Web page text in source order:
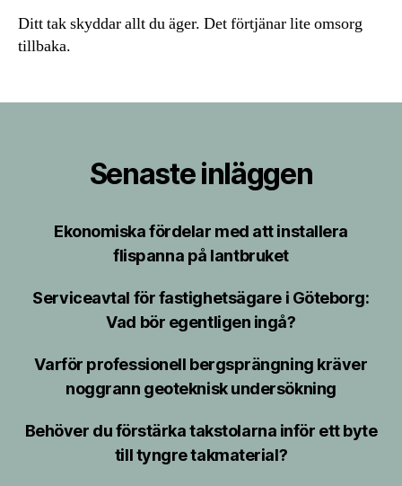
Ditt tak skyddar allt du äger. Det förtjänar lite omsorg
tillbaka.
Senaste inläggen
Ekonomiska fördelar med att installera
flispanna på lantbruket
Serviceavtal för fastighetsägare i Göteborg:
Vad bör egentligen ingå?
Varför professionell bergsprängning kräver
noggrann geoteknisk undersökning
Behöver du förstärka takstolarna inför ett byte
till tyngre takmaterial?